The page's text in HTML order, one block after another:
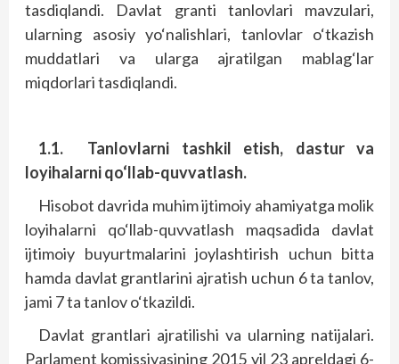
tasdiqlandi. Davlat granti tanlovlari mavzulari,
ularning asosiy yo‘nalishlari, tanlovlar o‘tkazish
muddatlari va ularga ajratilgan mablag‘lar
miqdorlari tasdiqlandi.
1.1.
Tanlovlarni tashkil etish, dastur va
loyihalarni qo‘llab-quvvatlash.
Hisobot davrida muhim ijtimoiy ahamiyatga molik
loyihalarni qo‘llab-quvvatlash maqsadida davlat
ijtimoiy buyurtmalarini joylashtirish uchun bitta
hamda davlat grantlarini ajratish uchun 6 ta tanlov,
jami 7 ta tanlov o‘tkazildi.
Davlat grantlari ajratilishi va ularning natijalari.
Parlament komissiyasining 2015 yil 23 apreldagi 6-